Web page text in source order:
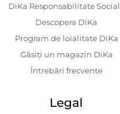
DiKa Responsabilitate
Descopera DiKa
Program de loialitate DiKa
Găsiți un magazin DiKa
Întrebări frecvente
Legal